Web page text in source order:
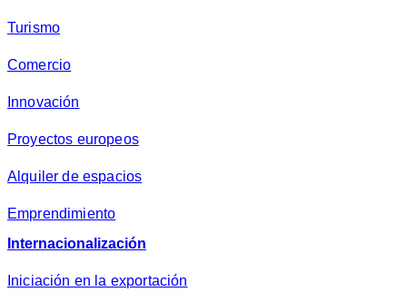
Turismo
Comercio
Innovación
Proyectos europeos
Alquiler de espacios
Emprendimiento
Internacionalización
Iniciación en la exportación